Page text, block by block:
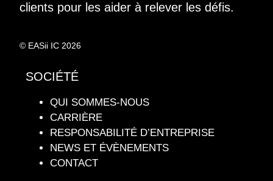
clients pour les aider à relever les défis.
© EASii IC 2026
SOCIÉTÉ
QUI SOMMES-NOUS
CARRIÈRE
RESPONSABILITÉ D’ENTREPRISE
NEWS ET ÉVÈNEMENTS
CONTACT